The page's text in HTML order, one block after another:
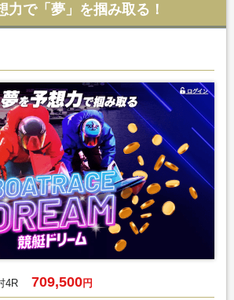
力で「夢」を掴み取る！
4R 709,500円